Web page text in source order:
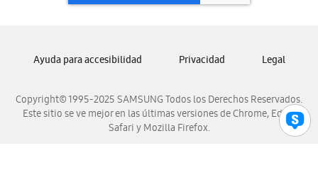
Samsung Panamá
Samsung Venezuela
Copyright© 1995-2025 SAMSUNG Todos los Derechos Reservados.
Este sitio se ve mejor en las últimas versiones de Chrome, Edge,
Safari y Mozilla Firefox.
Ayuda para accesibilidad Privacidad Legal